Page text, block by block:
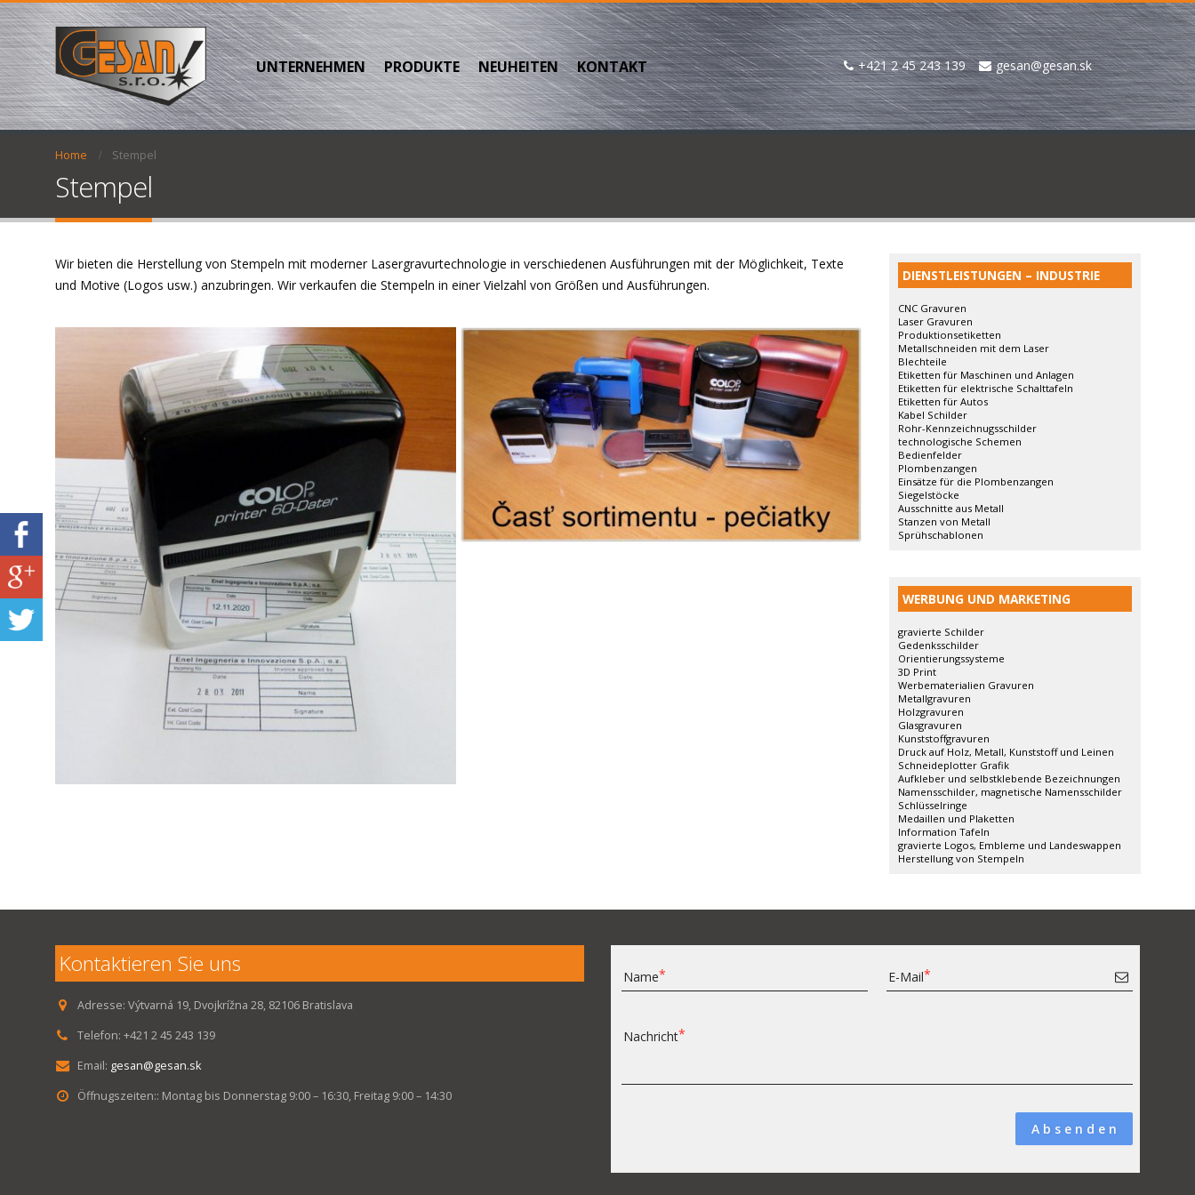
UNTERNEHMEN PRODUKTE NEUHEITEN KONTAKT +421 2 45 243 139 gesan@gesan.sk
Home Stempel
Stempel
Wir bieten die Herstellung von Stempeln mit moderner Lasergravurtechnologie in verschiedenen Ausführungen mit der Möglichkeit, Texte
und Motive (Logos usw.) anzubringen. Wir verkaufen die Stempeln in einer Vielzahl von Größen und Ausführungen.
DIENSTLEISTUNGEN – INDUSTRIE
CNC Gravuren
Laser Gravuren
Produktionsetiketten
Metallschneiden mit dem Laser
Blechteile
Etiketten für Maschinen und Anlagen
Etiketten für elektrische Schalttafeln
Etiketten für Autos
Kabel Schilder
Rohr-Kennzeichnugsschilder
technologische Schemen
Bedienfelder
Plombenzangen
Einsätze für die Plombenzangen
Siegelstöcke
Ausschnitte aus Metall
Stanzen von Metall
Sprühschablonen
WERBUNG UND MARKETING
gravierte Schilder
Gedenksschilder
Orientierungssysteme
3D Print
Werbematerialien Gravuren
Metallgravuren
Holzgravuren
Glasgravuren
Kunststoffgravuren
Druck auf Holz, Metall, Kunststoff und Leinen
Schneideplotter Grafik
Aufkleber und selbstklebende Bezeichnungen
Namensschilder, magnetische Namensschilder
Schlüsselringe
Medaillen und Plaketten
Information Tafeln
gravierte Logos, Embleme und Landeswappen
Herstellung von Stempeln
Kontaktieren Sie uns
Adresse: Výtvarná 19, Dvojkrížna 28, 82106 Bratislava
Telefon: +421 2 45 243 139
Email: gesan@gesan.sk
Öffnugszeiten:: Montag bis Donnerstag 9:00 – 16:30, Freitag 9:00 – 14:30
Name E-Mail
Nachricht
A b s e n d e n